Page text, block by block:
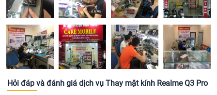
Hỏi đáp và đánh giá dịch vụ Thay mặt kính Realme Q3 Pro